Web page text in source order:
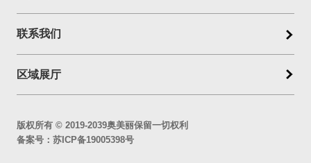
联系我们
区域展厅
版权所有 © 2019-2039奥美丽保留一切权利
备案号： 苏ICP备19005398号